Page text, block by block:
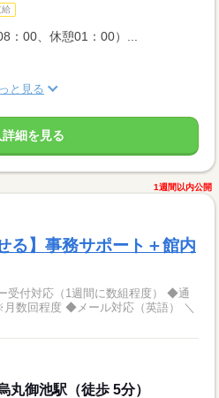
給
：00、休憩01：00）...
と見る
細を見る
1週間以内公開
る】事務サポート＋館内
受付対応（1週間に数組程度） ◆通
数回程度 ◆メール対応（英語） ＼
丸御池駅（徒歩 5分）